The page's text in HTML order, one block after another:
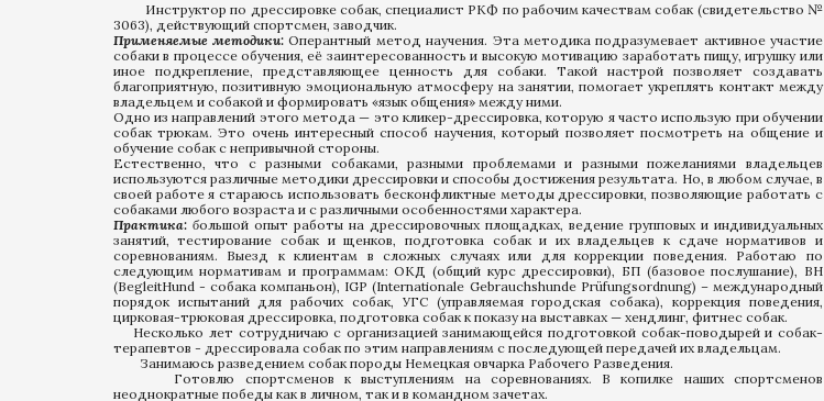
Инструктор по дрессировке собак, специалист РКФ по рабочим качествам собак (свидетельство №
3063), действующий спортсмен, заводчик.
Применяемые методики: Оперантный метод научения. Эта методика подразумевает активное участие
собаки в процессе обучения, её заинтересованность и высокую мотивацию заработать пищу, игрушку или
иное подкрепление, представляющее ценность для собаки. Такой настрой позволяет создавать
благоприятную, позитивную эмоциональную атмосферу на занятии, помогает укреплять контакт между
владельцем и собакой и формировать «язык общения» между ними.
Одно из направлений этого метода — это кликер-дрессировка, которую я часто использую при обучении
собак трюкам. Это очень интересный способ научения, который позволяет посмотреть на общение и
обучение собак с непривычной стороны.
Естественно, что с разными собаками, разными проблемами и разными пожеланиями владельцев
используются различные методики дрессировки и способы достижения результата. Но, в любом случае, в
своей работе я стараюсь использовать бесконфликтные методы дрессировки, позволяющие работать с
собаками любого возраста и с различными особенностями характера.
Практика: большой опыт работы на дрессировочных площадках, ведение групповых и индивидуальных
занятий, тестирование собак и щенков, подготовка собак и их владельцев к сдаче нормативов и
соревнованиям. Выезд к клиентам в сложных случаях или для коррекции поведения. Работаю по
следующим нормативам и программам: ОКД (общий курс дрессировки), БП (базовое послушание), BH
(BegleitHund - собака компаньон), IGP (Internationale Gebrauchshunde Prüfungsordnung) – международный
порядок испытаний для рабочих собак, УГС (управляемая городская собака), коррекция поведения,
цирковая-трюковая дрессировка, подготовка собак к показу на выставках — хендлинг, фитнес собак.
Несколько лет сотрудничаю с организацией занимающейся подготовкой собак-поводырей и собак-
терапевтов - дрессировала собак по этим направлениям с последующей передачей их владельцам.
Занимаюсь разведением собак породы Немецкая овчарка Рабочего Разведения.
Готовлю спортсменов к выступлениям на соревнованиях. В копилке наших спортсменов
неоднократные победы как в личном, так и в командном зачетах.